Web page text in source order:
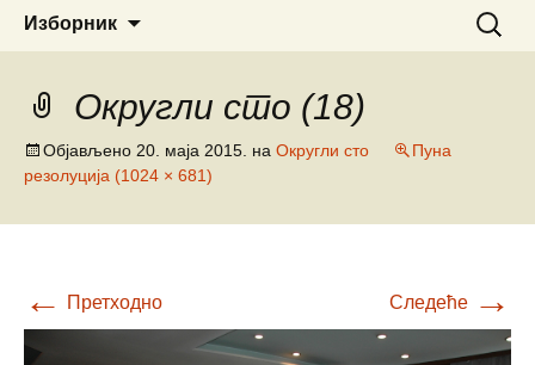
Изборник
Округли сто (18)
Објављено 20. маја 2015. на Округли сто
Пуна
резолуција (1024 × 681)
← Претходно Следеће →